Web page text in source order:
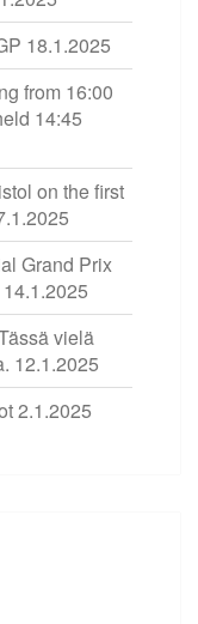
18.1.2025
from 16:00
14:45
on the first
Grand Prix
14.1.2025
vielä
12.1.2025
2.1.2025